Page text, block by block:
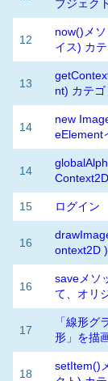
ブジェク
12
now()メ
イス) カ
13
nt) カテゴ
14
new
eElement
14
15 ログイン
16
ontext2D
16
saveメソ
て、オリ
17
「線形グ
形」を描
18
setItem()